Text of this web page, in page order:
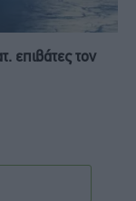
επιβάτες τον